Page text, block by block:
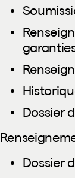
Dossier
Dossier